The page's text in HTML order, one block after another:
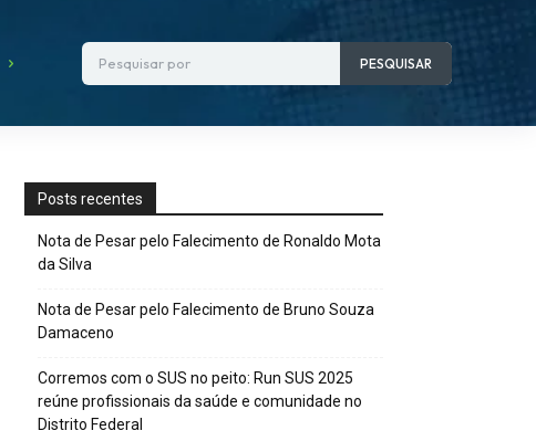
Pesquisar por PESQUISAR
Posts recentes
Nota de Pesar pelo Falecimento de Ronaldo Mota
da Silva
Nota de Pesar pelo Falecimento de Bruno Souza
Damaceno
Corremos com o SUS no peito: Run SUS 2025
reúne profissionais da saúde e comunidade no
Distrito Federal